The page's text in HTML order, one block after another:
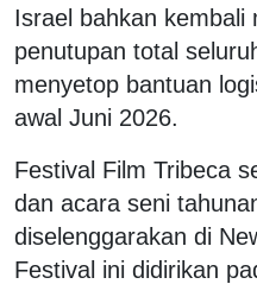
Israel bahkan kembali
penutupan total
menyetop bantuan
awal Juni 2026.
Festival Film Tribeca
dan acara seni
diselenggarakan di
Festival ini didirikan